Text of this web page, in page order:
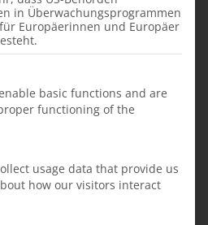
as a “rabbit”
cleft lip and palate. He
mountain region in
in Überwachungsprogrammen
Europäerinnen und Europäer
Service-Gruppen, für die
basic functions and are
functioning of the
usage data that provide us
how our visitors interact